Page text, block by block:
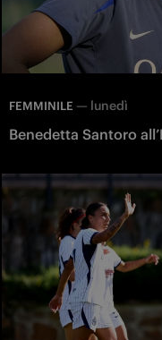
FEMMINILE — lunedì
Benedetta Santoro